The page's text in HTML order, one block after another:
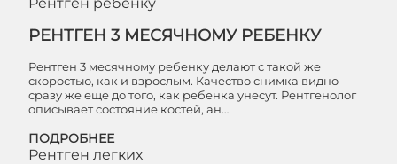
РЕНТГЕН 3 МЕСЯЧНОМУ РЕБЕНКУ
Рентген 3 месячному ребенку делают с такой же
скоростью, как и взрослым. Качество снимка видно
сразу же еще до того, как ребенка унесут. Рентгенолог
описывает состояние костей, ан…
ПОДРОБНЕЕ
Рентген легких